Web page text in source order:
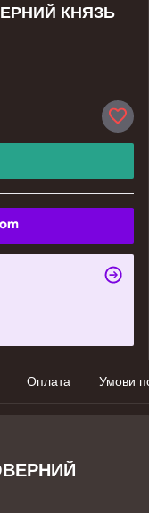
КНЯЗЬ
Оплата Умови